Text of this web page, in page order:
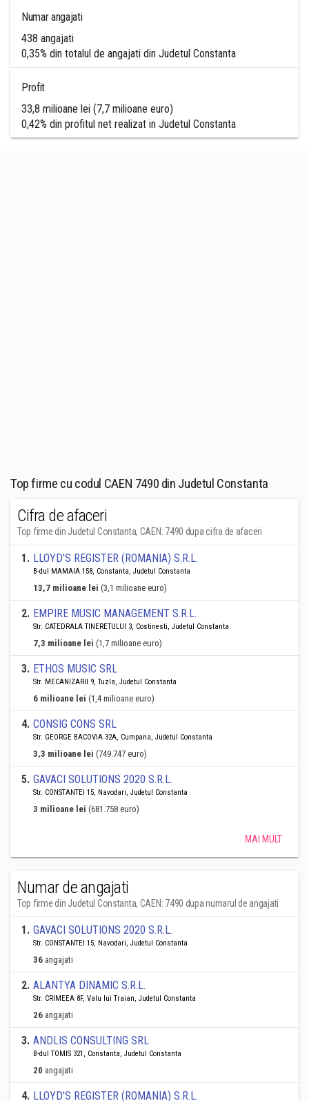
Numar angajati
438 angajati
0,35% din totalul de angajati din Judetul Constanta
Profit
33,8 milioane lei (7,7 milioane euro)
0,42% din profitul net realizat in Judetul Constanta
Top firme cu codul CAEN 7490 din Judetul Constanta
Cifra de afaceri
Top firme din Judetul Constanta, CAEN: 7490 dupa cifra de afaceri
1. LLOYD'S REGISTER (ROMANIA) S.R.L.
B-dul MAMAIA 158, Constanta, Judetul Constanta
13,7 milioane lei (3,1 milioane euro)
2. EMPIRE MUSIC MANAGEMENT S.R.L.
Str. CATEDRALA TINERETULUI 3, Costinesti, Judetul Constanta
7,3 milioane lei (1,7 milioane euro)
3. ETHOS MUSIC SRL
Str. MECANIZARII 9, Tuzla, Judetul Constanta
6 milioane lei (1,4 milioane euro)
4. CONSIG CONS SRL
Str. GEORGE BACOVIA 32A, Cumpana, Judetul Constanta
3,3 milioane lei (749.747 euro)
5. GAVACI SOLUTIONS 2020 S.R.L.
Str. CONSTANTEI 15, Navodari, Judetul Constanta
3 milioane lei (681.758 euro)
MAI MULT
Numar de angajati
Top firme din Judetul Constanta, CAEN: 7490 dupa numarul de angajati
1. GAVACI SOLUTIONS 2020 S.R.L.
Str. CONSTANTEI 15, Navodari, Judetul Constanta
36 angajati
2. ALANTYA DINAMIC S.R.L.
Str. CRIMEEA 8F, Valu lui Traian, Judetul Constanta
26 angajati
3. ANDLIS CONSULTING SRL
B-dul TOMIS 321, Constanta, Judetul Constanta
20 angajati
4. LLOYD'S REGISTER (ROMANIA) S.R.L.